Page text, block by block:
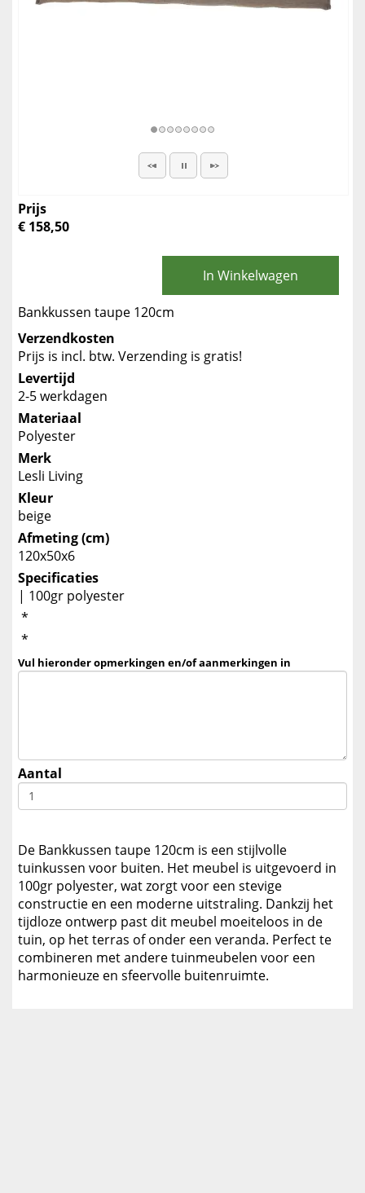
Prijs
€ 158,50
In Winkelwagen
Bankkussen taupe 120cm
Verzendkosten
Prijs is incl. btw. Verzending is gratis!
Levertijd
2-5 werkdagen
Materiaal
Polyester
Merk
Lesli Living
Kleur
beige
Afmeting (cm)
120x50x6
Specificaties
| 100gr polyester
*
*
Vul hieronder opmerkingen en/of aanmerkingen in
Aantal
De Bankkussen taupe 120cm is een stijlvolle
tuinkussen voor buiten. Het meubel is uitgevoerd in
100gr polyester, wat zorgt voor een stevige
constructie en een moderne uitstraling. Dankzij het
tijdloze ontwerp past dit meubel moeiteloos in de
tuin, op het terras of onder een veranda. Perfect te
combineren met andere tuinmeubelen voor een
harmonieuze en sfeervolle buitenruimte.